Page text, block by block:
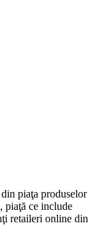
piaţa produselor
piaţă ce include
retaileri online din